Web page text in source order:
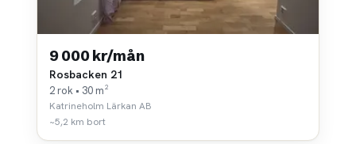
9 000 kr/mån
Rosbacken 21
2 rok • 30 m²
Katrineholm Lärkan AB
~5,2 km bort